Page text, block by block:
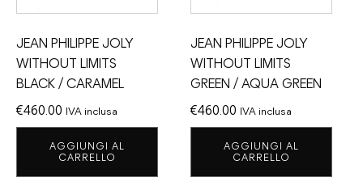
JEAN PHILIPPE JOLY
WITHOUT LIMITS
BLACK / CARAMEL
€460.00 IVA inclusa
AGGIUNGI AL
CARRELLO
JEAN PHILIPPE JOLY
WITHOUT LIMITS
GREEN / AQUA GREEN
€460.00 IVA inclusa
AGGIUNGI AL
CARRELLO